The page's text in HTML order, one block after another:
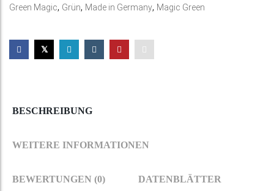
Green Magic, Grün, Made in Germany, Magic Green
BESCHREIBUNG
WEITERE INFORMATIONEN
BEWERTUNGEN (0) DATENBLÄTTER